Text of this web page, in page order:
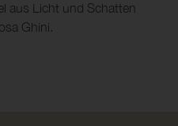
aus Licht und Schatten
Ghini.